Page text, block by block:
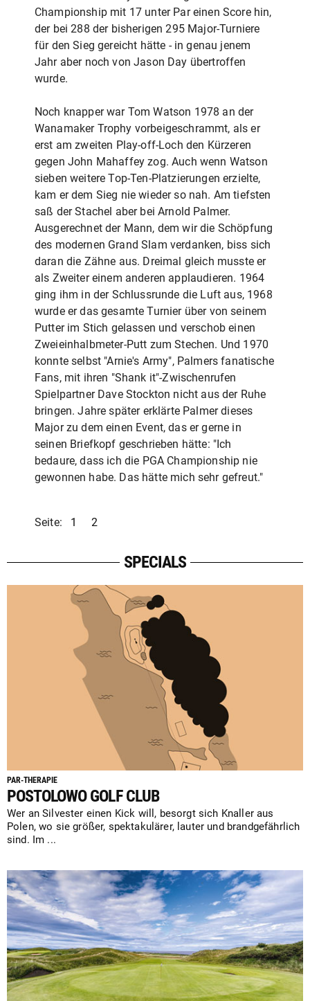
Championship mit 17 unter Par einen Score hin,
der bei 288 der bisherigen 295 Major-Turniere
für den Sieg gereicht hätte - in genau jenem
Jahr aber noch von Jason Day übertroffen
wurde.
Noch knapper war Tom Watson 1978 an der
Wanamaker Trophy vorbeigeschrammt, als er
erst am zweiten Play-off-Loch den Kürzeren
gegen John Mahaffey zog. Auch wenn Watson
sieben weitere Top-Ten-Platzierungen erzielte,
kam er dem Sieg nie wieder so nah. Am tiefsten
saß der Stachel aber bei Arnold Palmer.
Ausgerechnet der Mann, dem wir die Schöpfung
des modernen Grand Slam verdanken, biss sich
daran die Zähne aus. Dreimal gleich musste er
als Zweiter einem anderen applaudieren. 1964
ging ihm in der Schlussrunde die Luft aus, 1968
wurde er das gesamte Turnier über von seinem
Putter im Stich gelassen und verschob einen
Zweieinhalbmeter-Putt zum Stechen. Und 1970
konnte selbst "Arnie's Army", Palmers fanatische
Fans, mit ihren "Shank it"-Zwischenrufen
Spielpartner Dave Stockton nicht aus der Ruhe
bringen. Jahre später erklärte Palmer dieses
Major zu dem einen Event, das er gerne in
seinen Briefkopf geschrieben hätte: "Ich
bedaure, dass ich die PGA Championship nie
gewonnen habe. Das hätte mich sehr gefreut."
Seite: 1 2
SPECIALS
PAR-THERAPIE
POSTOLOWO GOLF CLUB
Wer an Silvester einen Kick will, besorgt sich Knaller aus
Polen, wo sie größer, spektakulärer, lauter und brandgefährlich
sind. Im ...